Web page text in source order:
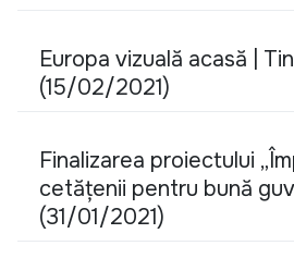
Europa vizuală acasă |
(15/02/2021)
Finalizarea proiectului
cetățenii pentru bună
(31/01/2021)